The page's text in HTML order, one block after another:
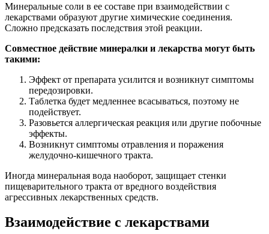
Минеральные соли в ее составе при взаимодействии с
лекарствами образуют другие химические соединения.
Сложно предсказать последствия этой реакции.
Совместное действие минералки и лекарства могут быть
такими:
Эффект от препарата усилится и возникнут симптомы
передозировки.
Таблетка будет медленнее всасываться, поэтому не
подействует.
Разовьется аллергическая реакция или другие побочные
эффекты.
Возникнут симптомы отравления и поражения
желудочно-кишечного тракта.
Иногда минеральная вода наоборот, защищает стенки
пищеварительного тракта от вредного воздействия
агрессивных лекарственных средств.
Взаимодействие с лекарствами